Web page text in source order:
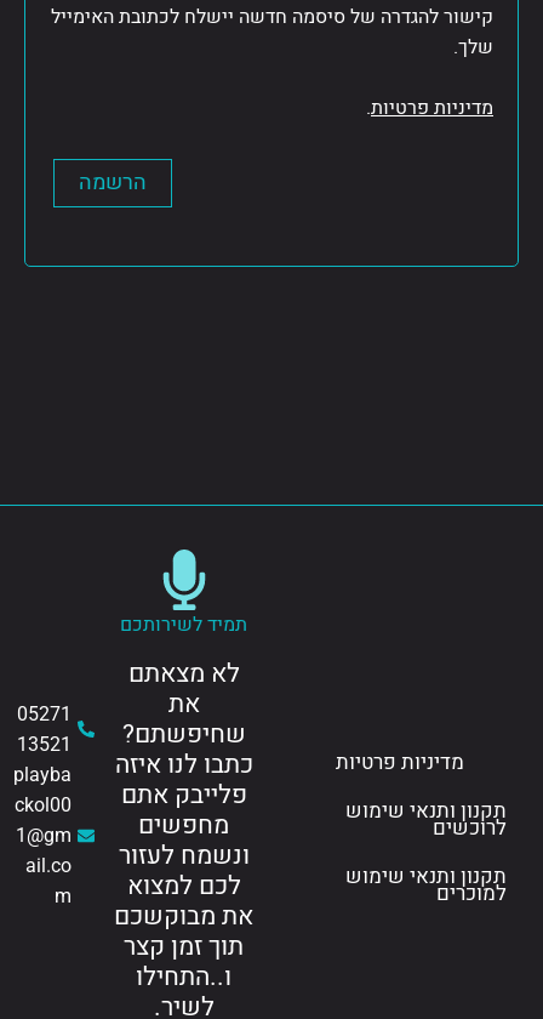
קישור להגדרה של סיסמה חדשה יישלח לכתובת האימייל
שלך.
מדיניות פרטיות.
הרשמה
מדיניות פרטיות
תקנון ותנאי שימוש
לרוכשים
תקנון ותנאי שימוש
למוכרים
תמיד לשירותכם
לא מצאתם
את
שחיפשתם?
כתבו לנו איזה
פלייבק אתם
מחפשים
ונשמח לעזור
לכם למצוא
את מבוקשכם
תוך זמן קצר
ו..התחילו
לשיר.
05271
13521
playba
ckol00
1@gm
ail.co
m